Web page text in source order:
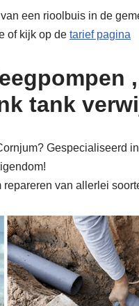
een rioolbuis in de
of kijk op de tarief pagina
tank
Gespecialiseerd
repareren van allerlei